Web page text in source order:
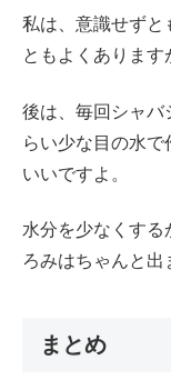
私は、意識せずと
ともよくあります
後は、毎回シャバ
らい少な目の水で
いいですよ。
水分を少なくする
ろみはちゃんと出
まとめ